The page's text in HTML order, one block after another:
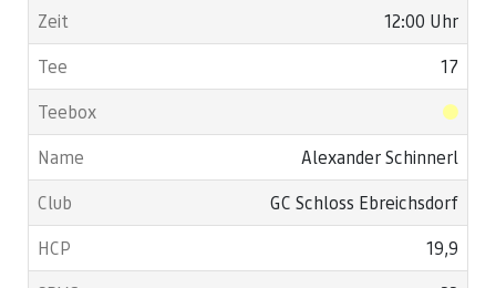
12:00 Uhr
17
Alexander Schinnerl
GC Schloss Ebreichsdorf
19,9